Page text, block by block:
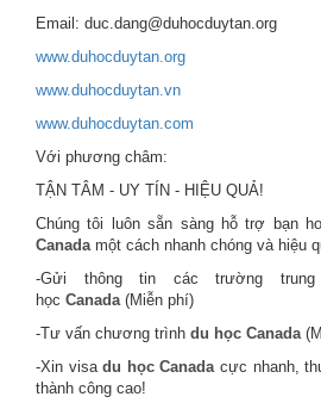
Email: duc.dang@duhocduytan.org
www.duhocduytan.org
www.duhocduytan.vn
www.duhocduytan.com
Với phương châm:
TẬN TÂM - UY TÍN - HIỆU QUẢ!
Chúng tôi luôn sẵn sàng hỗ trợ bạn
Canadamột cách nhanh chóng và hiệu
-Gửi thông tin các trường
học Canada(Miễn phí)
-Tư vấn chương trình du học Canada
-Xin visadu học Canadacực nhanh,
thành công cao!